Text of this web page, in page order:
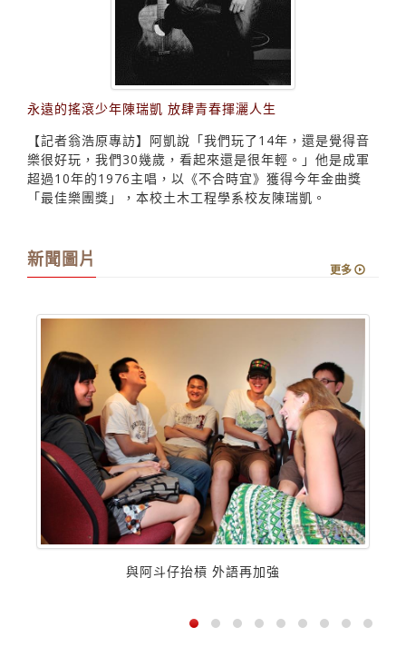
永遠的搖滾少年陳瑞凱 放肆青春揮灑人生
【記者翁浩原專訪】阿凱說「我們玩了14年，還是覺得音
樂很好玩，我們30幾歲，看起來還是很年輕。」他是成軍
超過10年的1976主唱，以《不合時宜》獲得今年金曲獎
「最佳樂團獎」，本校土木工程學系校友陳瑞凱。
新聞圖片
更多
與阿斗仔抬槓 外語再加強